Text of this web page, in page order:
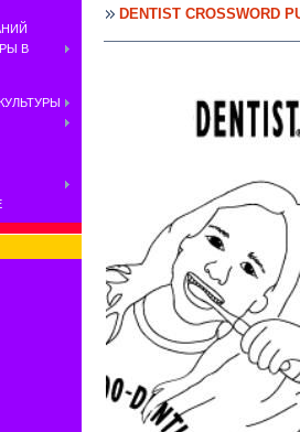
В
DENTIST CROSSWORD